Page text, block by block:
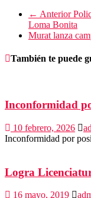
← Anterior
Loma Bonita
Murat lanza
También te puede
Inconformidad
10 febrero, 2026
Inconformidad por
Logra
16 mayo, 2019